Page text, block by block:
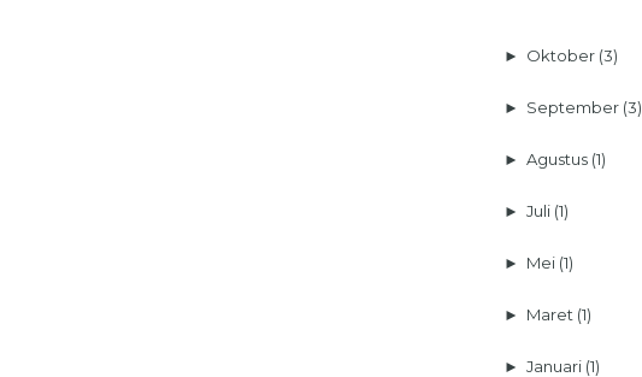
► Oktober (3)
► September (3)
► Agustus (1)
► Juli (1)
► Mei (1)
► Maret (1)
► Januari (1)